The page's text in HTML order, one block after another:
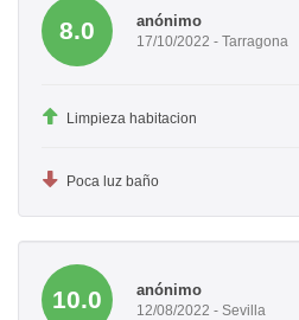
8.0 anónimo
17/10/2022 - Tarragona
Limpieza habitacion
Poca luz baño
10.0 anónimo
12/08/2022 - Sevilla